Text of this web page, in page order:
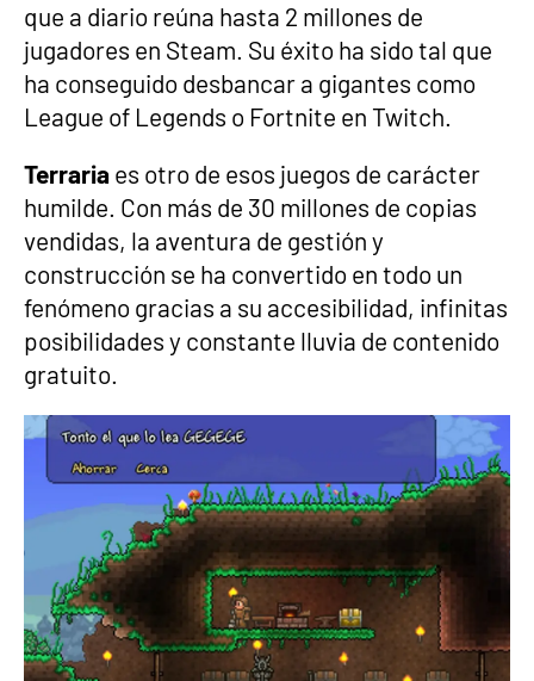
que a diario reúna hasta 2 millones de
jugadores en Steam. Su éxito ha sido tal que
ha conseguido desbancar a gigantes como
League of Legends o Fortnite en Twitch.
Terraria es otro de esos juegos de carácter
humilde. Con más de 30 millones de copias
vendidas, la aventura de gestión y
construcción se ha convertido en todo un
fenómeno gracias a su accesibilidad, infinitas
posibilidades y constante lluvia de contenido
gratuito.